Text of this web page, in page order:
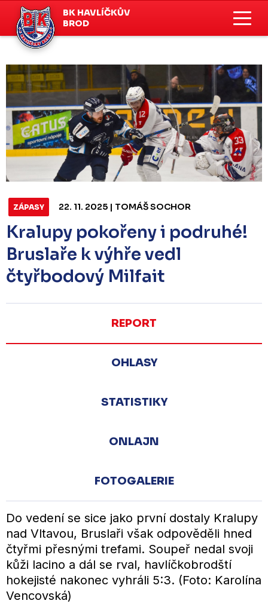
BK HAVLÍČKŮV
BROD
ZÁPASY 22. 11. 2025 | TOMÁŠ SOCHOR
Kralupy pokořeny i podruhé!
Bruslaře k výhře vedl
čtyřbodový Milfait
REPORT
OHLASY
STATISTIKY
ONLAJN
FOTOGALERIE
Do vedení se sice jako první dostaly Kralupy
nad Vltavou, Bruslaři však odpověděli hned
čtyřmi přesnými trefami. Soupeř nedal svoji
kůži lacino a dál se rval, havlíčkobrodští
hokejisté nakonec vyhráli 5:3. (Foto: Karolína
Vencovská)